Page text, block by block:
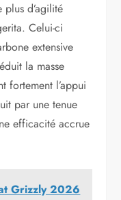
plus d’agilité
Celui-ci
extensive
la masse
fortement l’appui
par une tenue
efficacité accrue
Grizzly 2026